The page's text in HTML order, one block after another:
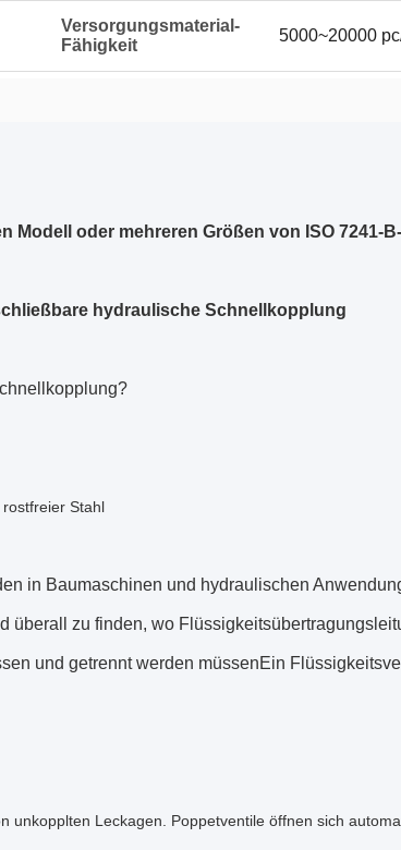
Versorgungsmaterial-
Fähigkeit
5000~20000
Modell oder mehreren Größen von ISO 7241-
hydraulische Schnellkopplung
Stahl
in Baumaschinen und hydraulischen
überall zu finden, wo
und getrennt werden müssenEin
unkopplten Leckagen. Poppetventile öffnen sich